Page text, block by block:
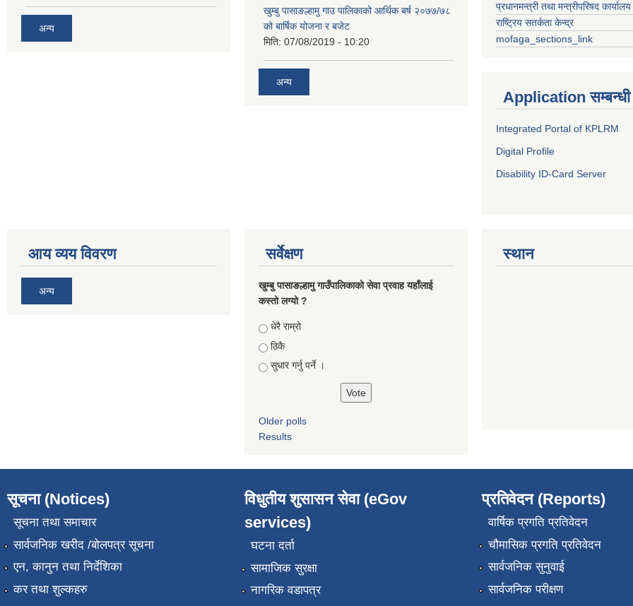
अन्य
खुम्बु पासाङल्हामु गाउ पालिकाको आर्थिक बर्ष २०७७/७८
को बार्षिक योजना र बजेट
मिति: 07/08/2019 - 10:20
अन्य
प्रधानमन्त्री तथा मन्त्रीपरिषद कार्यालय
राष्ट्रिय सतर्कता केन्द्र
mofaga_sections_link
Application
Integrated Portal of KPLRM
Digital Profile
Disability ID-Card Server
आय व्यय विवरण
अन्य
सर्वेक्षण
खुम्बु पासाङल्हामु गाउँपालिकाको सेवा प्रवाह यहाँलाई
कस्तो लग्यो ?
Choices
धेरै राम्रो
ठिकै
सुधार गर्नु पर्ने ।
Older polls
Results
स्थान
सूचना (Notices)
सूचना तथा समाचार
सार्वजनिक खरीद /बोलपत्र सूचना
एन, कानुन तथा निर्देशिका
कर तथा शुल्कहरु
विधुतीय शुसासन सेवा (eGov
services)
घटना दर्ता
सामाजिक सुरक्षा
नागरिक वडापत्र
प्रतिवेदन (Reports)
वार्षिक प्रगति प्रतिवेदन
चौमासिक प्रगति प्रतिवेदन
सार्वजनिक सुनुवाई
सार्वजनिक परीक्षण